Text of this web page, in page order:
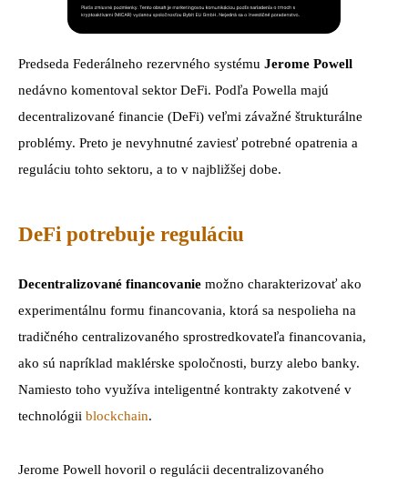
Predseda Federálneho rezervného systému Jerome Powell
nedávno komentoval sektor DeFi. Podľa Powella majú
decentralizované financie (DeFi) veľmi závažné štrukturálne
problémy. Preto je nevyhnutné zaviesť potrebné opatrenia a
reguláciu tohto sektoru, a to v najbližšej dobe.
DeFi potrebuje reguláciu
Decentralizované financovanie možno charakterizovať ako
experimentálnu formu financovania, ktorá sa nespolieha na
tradičného centralizovaného sprostredkovateľa financovania,
ako sú napríklad maklérske spoločnosti, burzy alebo banky.
Namiesto toho využíva inteligentné kontrakty zakotvené v
technológii blockchain.
Jerome Powell hovoril o regulácii decentralizovaného